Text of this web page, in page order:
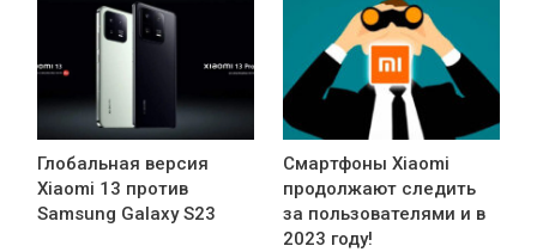
Глобальная версия
Xiaomi 13 против
Samsung Galaxy S23
Смартфоны Xiaomi
продолжают следить
за пользователями и в
2023 году!